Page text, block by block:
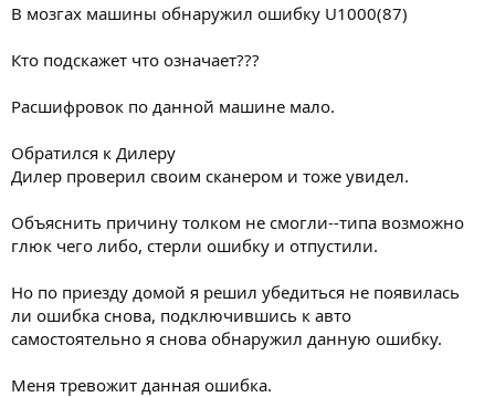
В мозгах машины обнаружил ошибку U1000(87)
Кто подскажет что означает???
Расшифровок по данной машине мало.
Обратился к Дилеру
Дилер проверил своим сканером и тоже увидел.
Объяснить причину толком не смогли--типа возможно
глюк чего либо, стерли ошибку и отпустили.
Но по приезду домой я решил убедиться не появилась
ли ошибка снова, подключившись к авто
самостоятельно я снова обнаружил данную ошибку.
Меня тревожит данная ошибка.